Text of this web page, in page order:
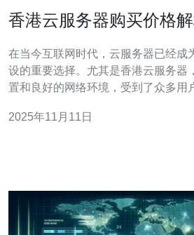
香港云服务器购买价格
在当今互联网时代，云服务器已经成
设的重要选择。尤其是香港云服务器
置和良好的网络环境，受到了众多用
析，以帮助用户做出明智的选择。 首先，我们需要了解香
2025年11月11日